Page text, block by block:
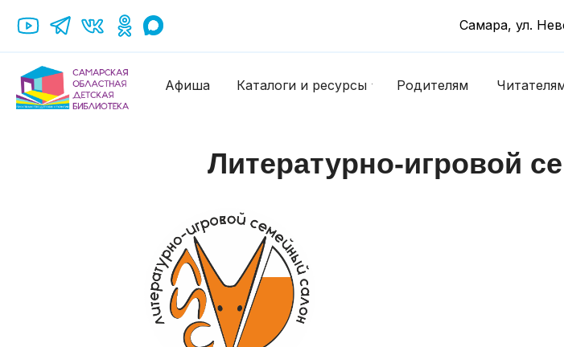
Афиша Каталоги и ресурсы Родителям
Самара, ул.
Литературно-игровой